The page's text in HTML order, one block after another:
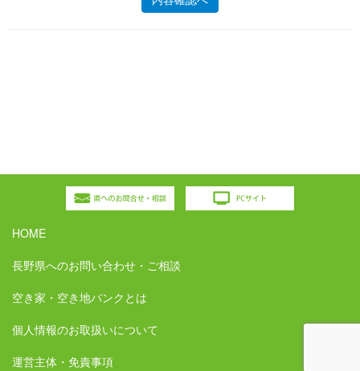
HOME
長野県へのお問い合わせ・ご相談
空き家・空き地バンクとは
個人情報のお取扱いについて
運営主体・免責事項